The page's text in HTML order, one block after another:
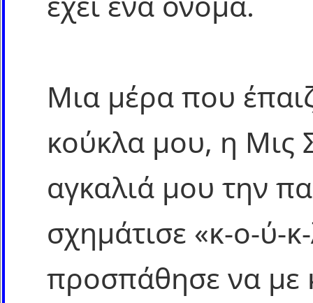
Μια μέρα που
κούκλα μου, η Μις
αγκαλιά μου την
σχημάτισε «κ-ο-ύ-
προσπάθησε να με